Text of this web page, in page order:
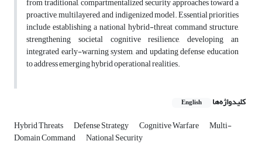
proactive, multilayered, and indigenized model. Essential priorities
include establishing a national hybrid-threat command structure,
strengthening societal cognitive resilience, developing an
integrated early-warning system, and updating defense education
to address emerging hybrid operational realities.
کلیدواژه‌ها English
Hybrid Threats Defense Strategy Cognitive Warfare Multi-
Domain Command National Security